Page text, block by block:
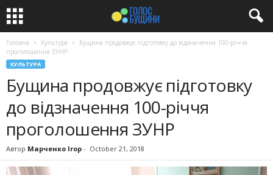
Головна Культура
Бущина продовжує підготовку до відзначення 100-річчя
проголошення ЗУНР
КУЛЬТУРА
Бущина продовжує підготовку
до відзначення 100-річчя
проголошення ЗУНР
Автор Марченко Ігор - October 21, 2018